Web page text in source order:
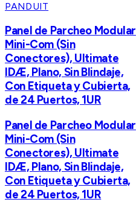
PANDUIT
Panel de Parcheo Modular
Mini-Com (Sin
Conectores), Ultimate
IDÆ, Plano, Sin Blindaje,
Con Etiqueta y Cubierta,
de 24 Puertos, 1UR
Panel de Parcheo Modular
Mini-Com (Sin
Conectores), Ultimate
IDÆ, Plano, Sin Blindaje,
Con Etiqueta y Cubierta,
de 24 Puertos, 1UR